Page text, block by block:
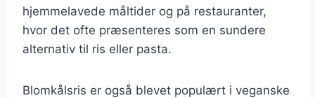
hjemmelavede måltider og på restauranter,
hvor det ofte præsenteres som en sundere
alternativ til ris eller pasta.
Blomkålsris er også blevet populært i veganske